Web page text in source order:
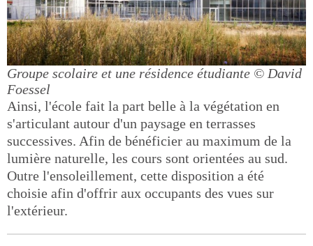
Groupe scolaire et une résidence étudiante © David
Foessel
Ainsi, l'école fait la part belle à la végétation en
s'articulant autour d'un paysage en terrasses
successives. Afin de bénéficier au maximum de la
lumière naturelle, les cours sont orientées au sud.
Outre l'ensoleillement, cette disposition a été
choisie afin d'offrir aux occupants des vues sur
l'extérieur.